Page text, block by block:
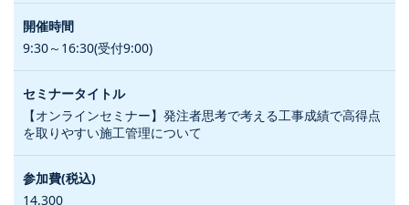
9:30～16:30(受付9:00)
【オンラインセミナー】発注者思考で考える工事成績で高得点
を取りやすい施工管理について
14,300